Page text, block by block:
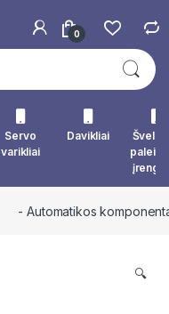
0
Servo
varikliai
Davikliai
- Automatikos
🔍